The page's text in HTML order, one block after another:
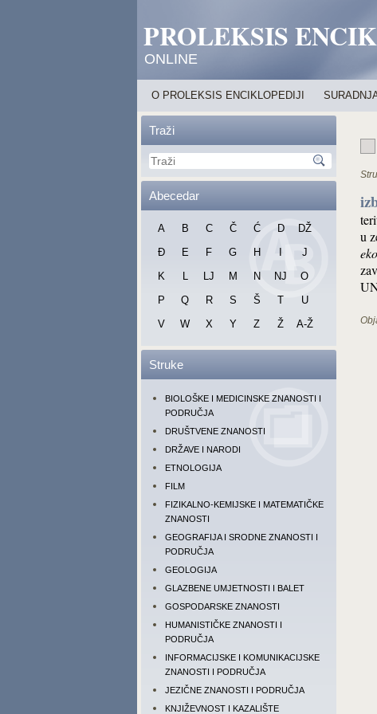
PROLEKSIS
ONLINE
O PROLEKSIS ENCIKLOPEDIJI
Traži
Abecedar
A B C Č Ć D
DŽ
Đ
E F G H
J
K
L LJ M N NJ
O
P
Q R S Š T
U
V
W X Y Z Ž A-Ž
Struke
BIOLOŠKE I MEDICINSKE ZNANOSTI I
PODRUČJA
DRUŠTVENE ZNANOSTI
DRŽAVE I NARODI
ETNOLOGIJA
FILM
FIZIKALNO-KEMIJSKE I MATEMATIČKE
ZNANOSTI
GEOGRAFIJA I SRODNE ZNANOSTI I
PODRUČJA
GEOLOGIJA
GLAZBENE UMJETNOSTI I BALET
GOSPODARSKE ZNANOSTI
HUMANISTIČKE ZNANOSTI I
PODRUČJA
INFORMACIJSKE I KOMUNIKACIJSKE
ZNANOSTI I PODRUČJA
JEZIČNE ZNANOSTI I PODRUČJA
KNJIŽEVNOST I KAZALIŠTE
u